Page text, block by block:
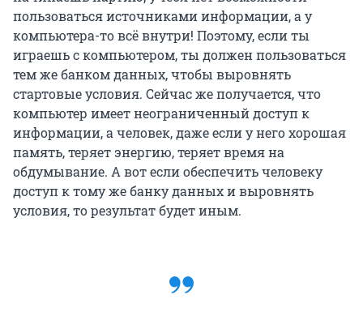
пользоваться источниками информации, а у
компьютера-то всё внутри! Поэтому, если ты
играешь с компьютером, ты должен пользоваться
тем же банком данных, чтобы выровнять
стартовые условия. Сейчас же получается, что
компьютер имеет неограниченный доступ к
информации, а человек, даже если у него хорошая
память, теряет энергию, теряет время на
обдумывание. А вот если обеспечить человеку
доступ к тому же банку данных и выровнять
условия, то результат будет иным.